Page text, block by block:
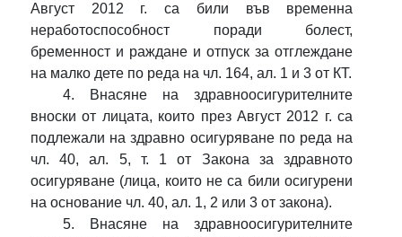
Август 2012 г. са били във временна
неработоспособност поради болест,
бременност и раждане и отпуск за отглеждане
на малко дете по реда на чл. 164, ал. 1 и 3от КТ.
4. Внасяне на здравноосигурителните
вноски от лицата, които през Август 2012 г. са
подлежали на здравно осигуряване по реда на
чл. 40, ал. 5, т. 1 от Закона за здравното
осигуряване (лица, които не са били осигурени
на основание чл. 40, ал. 1, 2 или 3 от закона).
5. Внасяне на здравноосигурителните